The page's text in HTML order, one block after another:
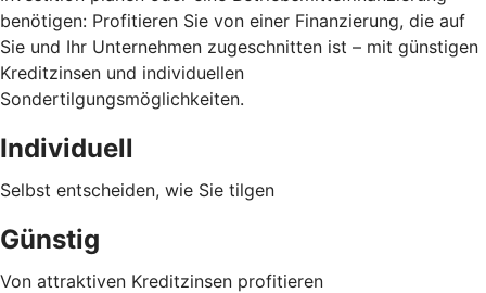
benötigen: Profitieren Sie von einer Finanzierung, die auf
Sie und Ihr Unternehmen zugeschnitten ist – mit günstigen
Kreditzinsen und individuellen
Sondertilgungsmöglichkeiten.
Individuell
Selbst entscheiden, wie Sie tilgen
Günstig
Von attraktiven Kreditzinsen profitieren